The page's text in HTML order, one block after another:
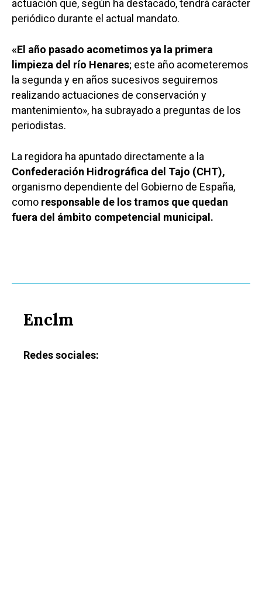
actuación que, según ha destacado, tendrá carácter
periódico durante el actual mandato.
«El año pasado acometimos ya la primera
limpieza del río Henares; este año acometeremos
la segunda y en años sucesivos seguiremos
realizando actuaciones de conservación y
mantenimiento», ha subrayado a preguntas de los
periodistas.
La regidora ha apuntado directamente a la
Confederación Hidrográfica del Tajo (CHT),
organismo dependiente del Gobierno de España,
como responsable de los tramos que quedan
fuera del ámbito competencial municipal.
Enclm
Redes sociales:
Castilla-La
Toledo
Ciudad Real
Albacete
Talavera
Sanidad
Economía
Educación
Deportes
Sucesos
Medio Ambiente
Política